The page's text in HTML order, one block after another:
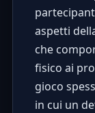
aspetti
che
fisico ai
gioco
in cui un